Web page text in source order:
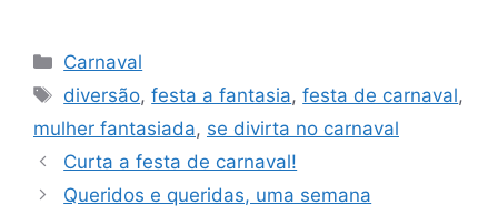
Categorias
Carnaval
Tags
diversão,festa a fantasia,festa de carnaval,
mulher fantasiada, se divirta no carnaval
Curta a festa de carnaval!
Queridos e queridas, uma semana